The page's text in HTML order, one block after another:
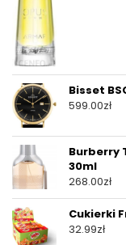
Bisset
599.00zł
Burberry
30ml
268.00zł
Cukierki
32.99zł